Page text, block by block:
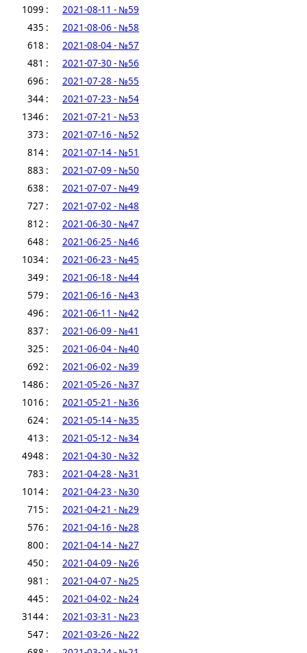
1099 :
2021-08-11 - №59
435 :
2021-08-06 - №58
618 :
2021-08-04 - №57
481 :
2021-07-30 - №56
696 :
2021-07-28 - №55
344 :
2021-07-23 - №54
1346 :
2021-07-21 - №53
373 :
2021-07-16 - №52
814 :
2021-07-14 - №51
883 :
2021-07-09 - №50
638 :
2021-07-07 - №49
727 :
2021-07-02 - №48
812 :
2021-06-30 - №47
648 :
2021-06-25 - №46
1034 :
2021-06-23 - №45
349 :
2021-06-18 - №44
579 :
2021-06-16 - №43
496 :
2021-06-11 - №42
837 :
2021-06-09 - №41
325 :
2021-06-04 - №40
692 :
2021-06-02 - №39
1486 :
2021-05-26 - №37
1016 :
2021-05-21 - №36
624 :
2021-05-14 - №35
413 :
2021-05-12 - №34
4948 :
2021-04-30 - №32
783 :
2021-04-28 - №31
1014 :
2021-04-23 - №30
715 :
2021-04-21 - №29
576 :
2021-04-16 - №28
800 :
2021-04-14 - №27
450 :
2021-04-09 - №26
981 :
2021-04-07 - №25
445 :
2021-04-02 - №24
3144 :
2021-03-31 - №23
547 :
2021-03-26 - №22